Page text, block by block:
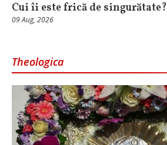
Cui îi este frică de singurătate?
09 Aug, 2026
Theologica